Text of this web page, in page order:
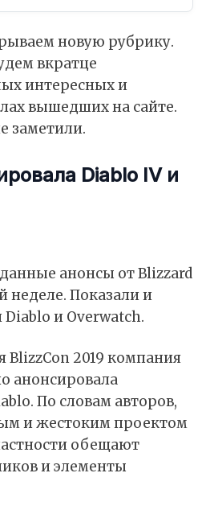
новую рубрику.
вкратце
интересных и
вышедших на сайте.
заметили.
Diablo IV и
анонсы от Blizzard
неделе. Показали и
Diablo и Overwatch.
BlizzCon 2019 компания
анонсировала
По словам авторов,
и жестoким пpоектом
обещают
и элементы